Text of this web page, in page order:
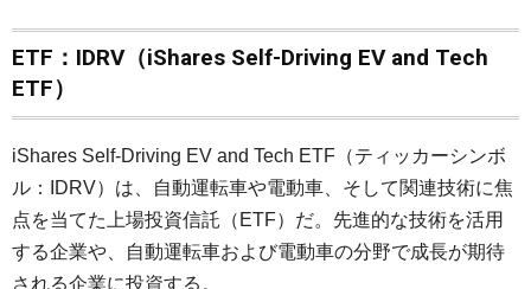
ETF：IDRV（iShares Self-Driving EV and Tech
ETF）
iShares Self-Driving EV and Tech ETF（ティッカーシンボ
ル：IDRV）は、自動運転車や電動車、そして関連技術に焦
点を当てた上場投資信託（ETF）だ。先進的な技術を活用
する企業や、自動運転車および電動車の分野で成長が期待
される企業に投資する。